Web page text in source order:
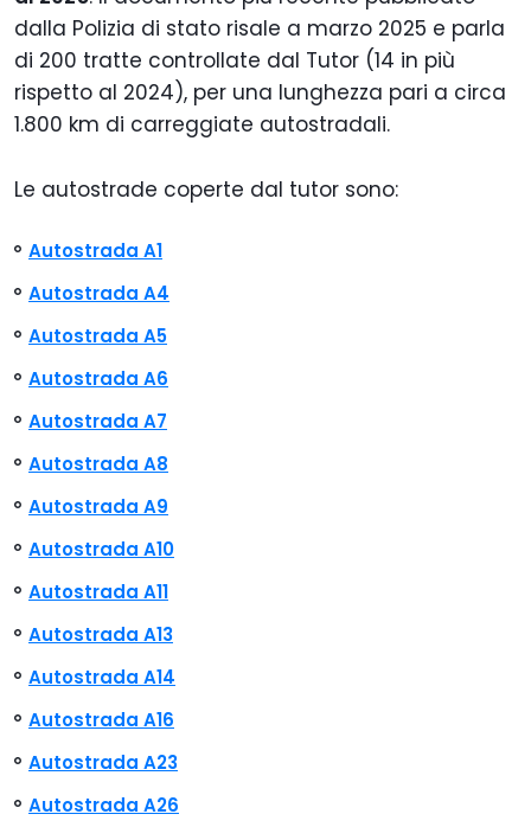
dalla Polizia di stato risale a marzo 2025 e parla
di 200 tratte controllate dal Tutor (14 in più
rispetto al 2024), per una lunghezza pari a circa
1.800 km di carreggiate autostradali.
Le autostrade coperte dal tutor sono:
Autostrada A1
Autostrada A4
Autostrada A5
Autostrada A6
Autostrada A7
Autostrada A8
Autostrada A9
Autostrada A10
Autostrada A11
Autostrada A13
Autostrada A14
Autostrada A16
Autostrada A23
Autostrada A26